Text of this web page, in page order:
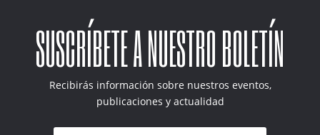
SUSCRÍBETE A NUESTRO BOLETÍN
Recibirás información sobre nuestros eventos,
publicaciones y actualidad